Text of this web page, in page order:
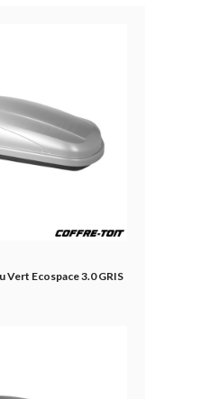
Ecospace 3.0 GRIS